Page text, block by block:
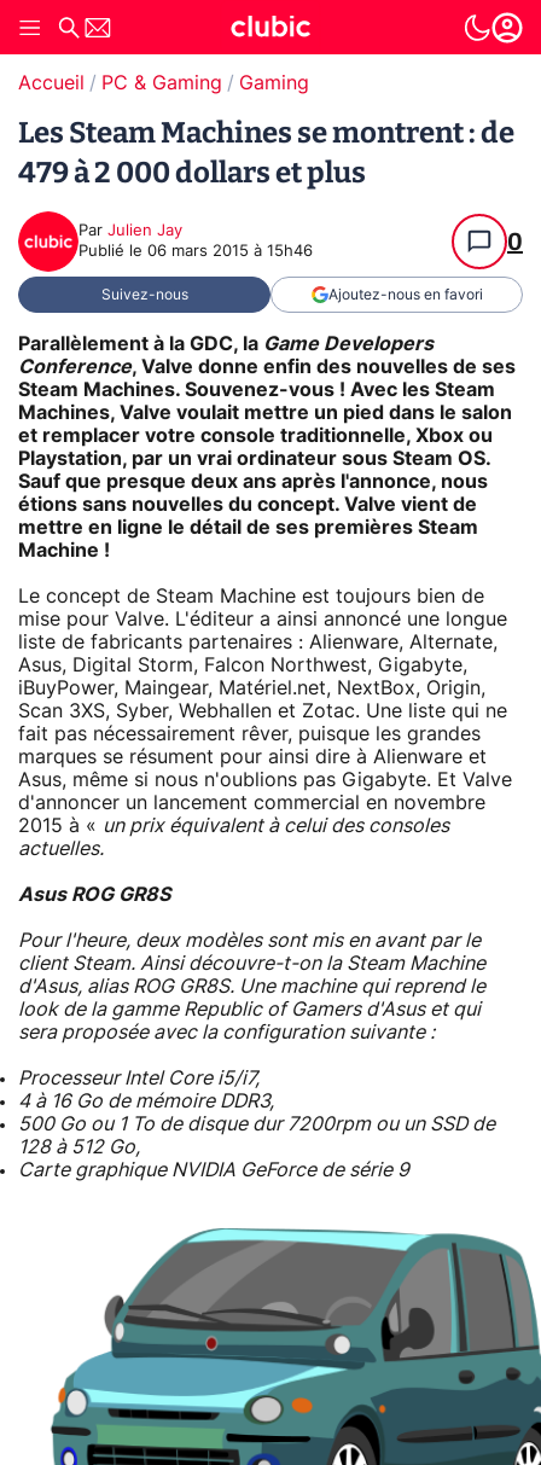
Accueil PC & Gaming Gaming
Les Steam Machines se montrent : de
479 à 2 000 dollars et plus
Par Julien Jay
Publié le 06 mars 2015 à 15h46 0
Suivez-nous Ajoutez-nous en favori
Parallèlement à la GDC, la Game Developers
Conference, Valve donne enfin des nouvelles de ses
Steam Machines. Souvenez-vous ! Avec les Steam
Machines, Valve voulait mettre un pied dans le salon
et remplacer votre console traditionnelle, Xbox ou
Playstation, par un vrai ordinateur sous Steam OS.
Sauf que presque deux ans après l'annonce, nous
étions sans nouvelles du concept. Valve vient de
mettre en ligne le détail de ses premières Steam
Machine !
Le concept de Steam Machine est toujours bien de
mise pour Valve. L'éditeur a ainsi annoncé une longue
liste de fabricants partenaires : Alienware, Alternate,
Asus, Digital Storm, Falcon Northwest, Gigabyte,
iBuyPower, Maingear, Matériel.net, NextBox, Origin,
Scan 3XS, Syber, Webhallen et Zotac. Une liste qui ne
fait pas nécessairement rêver, puisque les grandes
marques se résument pour ainsi dire à Alienware et
Asus, même si nous n'oublions pas Gigabyte. Et Valve
d'annoncer un lancement commercial en novembre
2015 à « un prix équivalent à celui des consoles
actuelles.
Asus ROG GR8S
Pour l'heure, deux modèles sont mis en avant par le
client Steam. Ainsi découvre-t-on la Steam Machine
d'Asus, alias ROG GR8S. Une machine qui reprend le
look de la gamme Republic of Gamersd'Asus et qui
sera proposée avec la configuration suivante :
Processeur Intel Core i5/i7,
4 à 16 Go de mémoire DDR3,
500 Go ou 1 To de disque dur 7200rpm ou un SSD de
128 à 512 Go,
Carte graphique NVIDIA GeForce de série 9